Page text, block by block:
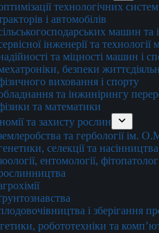
технологічних систем
і автомобілів
машин та
інженерії та
та міцності машин і
безпеки
виховання і спорту
та інжинірингу
та математики
та захисту рослин
та гербології ім.
селекції та насінництва
ентомології,
і зберігання
робототехніки та